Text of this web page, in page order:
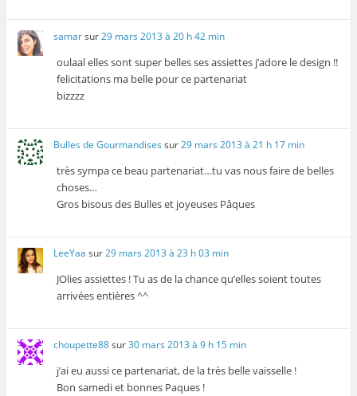
samarsur29 mars 2013 à 20 h 42 min
oulaal elles sont super belles ses assiettes j’adore le design !!
felicitations ma belle pour ce partenariat
bizzzz
Bulles de Gourmandises sur29 mars 2013 à 21 h 17 min
très sympa ce beau partenariat…tu vas nous faire de belles
choses…
Gros bisous des Bulles et joyeuses Pâques
LeeYaa sur29 mars 2013 à 23 h 03 min
JOlies assiettes ! Tu as de la chance qu’elles soient toutes
arrivées entières ^^
choupette88sur30 mars 2013 à 9 h 15 min
j’ai eu aussi ce partenariat, de la très belle vaisselle !
Bon samedi et bonnes Paques !